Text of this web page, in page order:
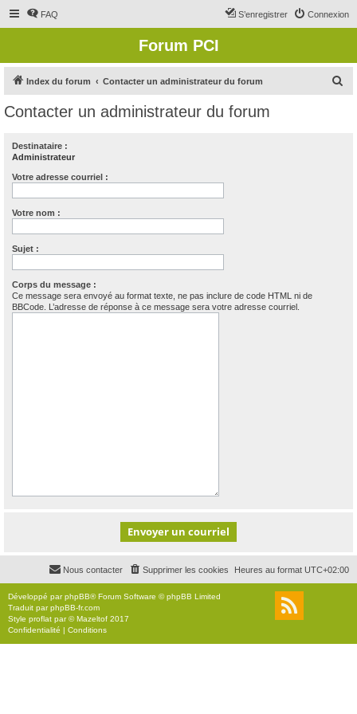
FAQ Connexion
S’enregistrer
Forum PCI
Index du forum Contacter un administrateur du forum
Contacter un administrateur du forum
Destinataire :
Administrateur
Votre adresse courriel :
Votre nom :
Sujet :
Corps du message :
Ce message sera envoyé au format texte, ne pas inclure de code HTML ni de
BBCode. L’adresse de réponse à ce message sera votre adresse courriel.
Heures au format UTC+02:00
Supprimer les cookies
Nous contacter
Développé parphpBB® Forum Software © phpBB Limited
Traduit parphpBB-fr.com
Style proflat par ©Mazeltof 2017
Confidentialité | Conditions